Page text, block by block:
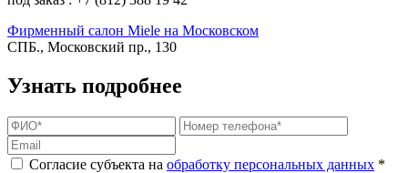
Фирменный салон Miele на Московском
СПБ., Московский пр., 130
Узнать подробнее
Согласие субъекта на обработку персональных данных *